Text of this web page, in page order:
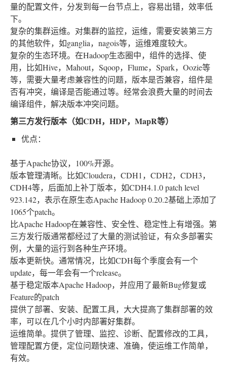
量的配置文件，分发到每一台节点上，容易出错，效率低
下。
复杂的集群运维。对集群的监控，运维，需要安装第三方
的其他软件，如ganglia，nagois等，运维难度较大。
复杂的生态环境。在Hadoop生态圈中，组件的选择、使
用，比如Hive，Mahout，Sqoop，Flume，Spark，Oozie等
等，需要大量考虑兼容性的问题，版本是否兼容，组件是
否有冲突，编译是否能通过等。经常会浪费大量的时间去
编译组件，解决版本冲突问题。
第三方发行版本（如CDH，HDP，MapR等）
优点：
基于Apache协议，100%开源。
版本管理清晰。比如Cloudera，CDH1，CDH2，CDH3，
CDH4等，后面加上补丁版本，如CDH4.1.0 patch level
923.142，表示在原生态Apache Hadoop 0.20.2基础上添加了
1065个patch。
比Apache Hadoop在兼容性、安全性、稳定性上有增强。第
三方发行版通常都经过了大量的测试验证，有众多部署实
例，大量的运行到各种生产环境。
版本更新快。通常情况，比如CDH每个季度会有一个
update，每一年会有一个release。
基于稳定版本Apache Hadoop，并应用了最新Bug修复或
Feature的patch
提供了部署、安装、配置工具，大大提高了集群部署的效
率，可以在几个小时内部署好集群。
运维简单。提供了管理、监控、诊断、配置修改的工具，
管理配置方便，定位问题快速、准确，使运维工作简单，
有效。